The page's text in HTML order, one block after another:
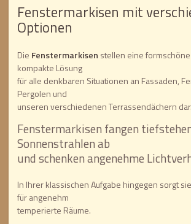
Fenstermarkisen mit
Optionen
Die Fenstermarkisen stellen eine
kompakte Lösung
für alle denkbaren Situationen an Fassaden,
Pergolen und
unseren verschiedenen Terrassendächern dar.
Fenstermarkisen fangen
Sonnenstrahlen ab
und schenken angenehme
In Ihrer klassischen Aufgabe hingegen sorgt
für angenehm
temperierte Räume.